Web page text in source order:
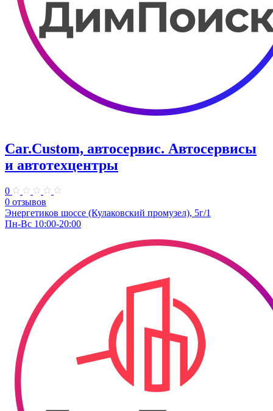
Car.Custom, автосервис. Автосервисы
и автотехцентры
0
0 отзывов
Энергетиков шоссе (Кулаковский промузел), 5г/1
Пн-Вс 10:00-20:00